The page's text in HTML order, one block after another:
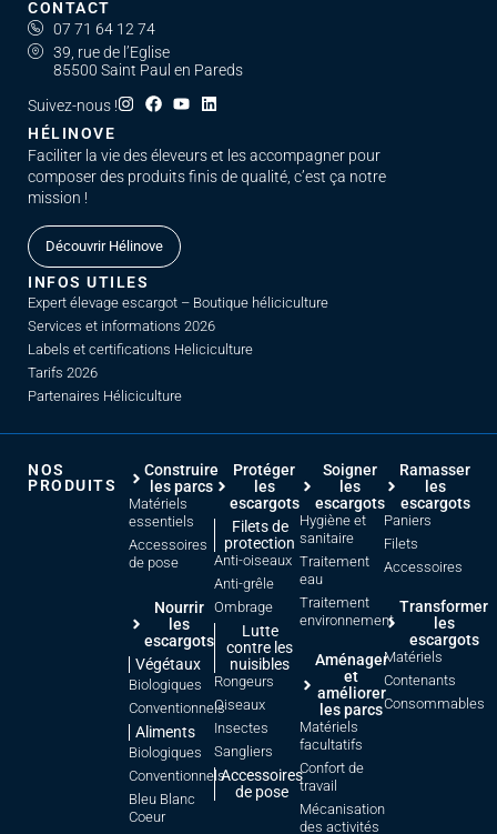
CONTACT
07 71 64 12 74
39, rue de l’Eglise
85500 Saint Paul en Pareds
Suivez-nous !
HÉLINOVE
Faciliter la vie des éleveurs et les accompagner pour
composer des produits finis de qualité, c’est ça notre
mission !
Découvrir Hélinove
INFOS UTILES
Expert élevage escargot – Boutique héliciculture
Services et informations 2026
Labels et certifications Heliciculture
Tarifs 2026
Partenaires Héliciculture
NOS
PRODUITS
Construire
les parcs
Matériels
essentiels
Accessoires
de pose
Nourrir
les
escargots
Végétaux
Biologiques
Conventionnels
Aliments
Biologiques
Conventionnels
Bleu Blanc
Coeur
Protéger
les
escargots
Filets de
protection
Anti-oiseaux
Anti-grêle
Ombrage
Lutte
contre les
nuisibles
Rongeurs
Oiseaux
Insectes
Sangliers
Accessoires
de pose
Soigner
les
escargots
Hygiène et
sanitaire
Traitement
eau
Traitement
environnement
Aménager
et
améliorer
les parcs
Matériels
facultatifs
Confort de
travail
Mécanisation
des activités
Ramasser
les
escargots
Paniers
Filets
Accessoires
Transformer
les
escargots
Matériels
Contenants
Consommables